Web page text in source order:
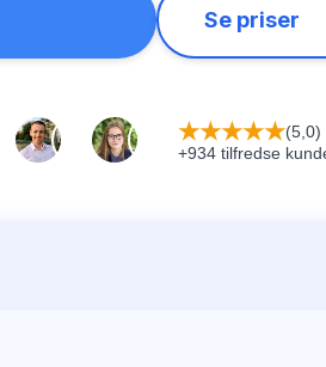
Se priser
★★★★★(5,0)
+934 tilfredse